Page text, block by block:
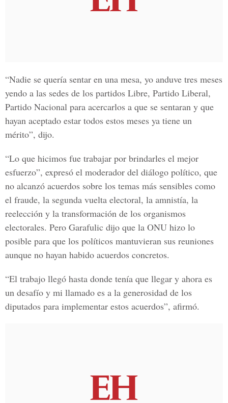
“Nadie se quería sentar en una mesa, yo anduve tres meses
yendo a las sedes de los partidos Libre, Partido Liberal,
Partido Nacional para acercarlos a que se sentaran y que
hayan aceptado estar todos estos meses ya tiene un
mérito”, dijo.
“Lo que hicimos fue trabajar por brindarles el mejor
esfuerzo”, expresó el moderador del diálogo político, que
no alcanzó acuerdos sobre los temas más sensibles como
el fraude, la segunda vuelta electoral, la amnistía, la
reelección y la transformación de los organismos
electorales. Pero Garafulic dijo que la ONU hizo lo
posible para que los políticos mantuvieran sus reuniones
aunque no hayan habido acuerdos concretos.
“El trabajo llegó hasta donde tenía que llegar y ahora es
un desafío y mi llamado es a la generosidad de los
diputados para implementar estos acuerdos”, afirmó.